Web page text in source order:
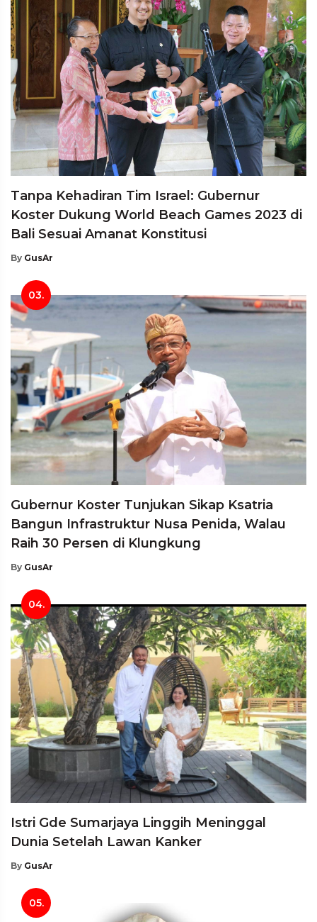
Tanpa Kehadiran Tim Israel: Gubernur
Koster Dukung World Beach Games 2023 di
Bali Sesuai Amanat Konstitusi
By GusAr
03.
Gubernur Koster Tunjukan Sikap Ksatria
Bangun Infrastruktur Nusa Penida, Walau
Raih 30 Persen di Klungkung
By GusAr
04.
Istri Gde Sumarjaya Linggih Meninggal
Dunia Setelah Lawan Kanker
By GusAr
05.